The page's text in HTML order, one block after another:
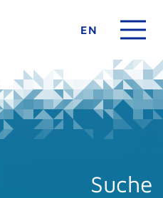
EN
Suche